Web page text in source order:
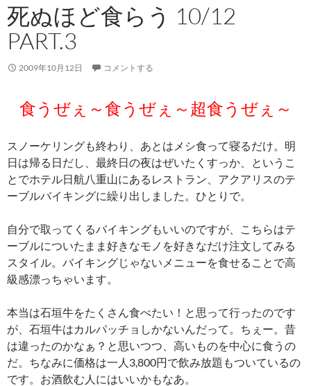
死ぬほど食らう 10/12
PART.3
2009年10月12日 コメントする
食うぜぇ～食うぜぇ～超食うぜぇ～
スノーケリングも終わり、あとはメシ食って寝るだけ。明
日は帰る日だし、最終日の夜はぜいたくすっか、というこ
とでホテル日航八重山にあるレストラン、アクアリスのテ
ーブルバイキングに繰り出しました。ひとりで。
自分で取ってくるバイキングもいいのですが、こちらはテ
ーブルについたまま好きなモノを好きなだけ注文してみる
スタイル。バイキングじゃないメニューを食せることで高
級感漂っちゃいます。
本当は石垣牛をたくさん食べたい！と思って行ったのです
が、石垣牛はカルパッチョしかないんだって。ちぇー。昔
は違ったのかなぁ？と思いつつ、高いものを中心に食うの
だ。ちなみに価格は一人3,800円で飲み放題もついているの
です。お酒飲む人にはいいかもなあ。